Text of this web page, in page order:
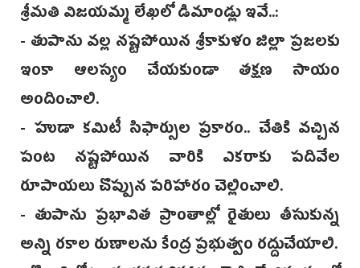
శ్రీమతి విజయమ్మ లేఖలో డిమాండ్లు ఇవే..:
- తుపాను వల్ల నష్టపోయిన శ్రీకాకుళం జిల్లా ప్రజలకు
ఇంకా ఆలస్యం చేయకుండా తక్షణ సాయం
అందించాలి.
- హుడా కమిటీ సిఫార్సుల ప్రకారం.. చేతికి వచ్చిన
పంట నష్టపోయిన వారికి ఎకరాకు పదివేల
రూపాయలు చొప్పున పరిహారం చెల్లించాలి.
- తుపాను ప్రభావిత ప్రాంతాల్లో రైతులు తీసుకున్న
అన్ని రకాల రుణాలను కేంద్ర ప్రభుత్వం రద్దుచేయాలి.